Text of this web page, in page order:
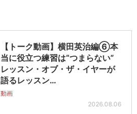
【トーク動画】横田英治編⑥本
当に役立つ練習は“つまらない”
レッスン・オブ・ザ・イヤーが
語るレッスン…
動画
2026.08.06